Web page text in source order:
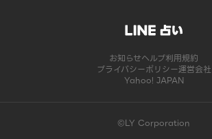
お知らせヘルプ利用規約
プライバシーポリシー運営会社
Yahoo! JAPAN
©LY Corporation